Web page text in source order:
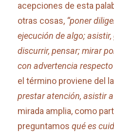
acepciones de esta
otras cosas, “poner
ejecución de algo;
discurrir, pensar; mirar
con advertencia respecto
el término proviene del
prestar atención, asistir a
mirada amplia, como
preguntamos qué es